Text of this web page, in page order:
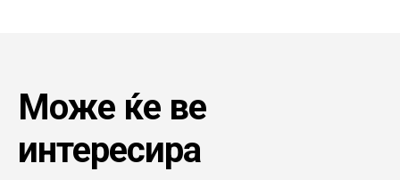
Може ќе ве
интересира